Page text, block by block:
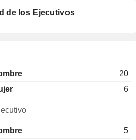
de los Ejecutivos
20
6
5